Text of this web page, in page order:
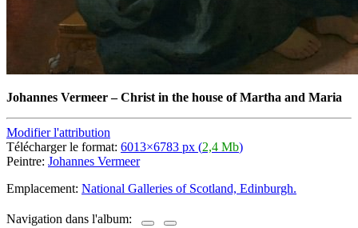
Johannes Vermeer–Christ in the house of Martha and Maria
Modifier l'attribution
Télécharger le format: 6013×6783 px (2,4 Mb)
Peintre: Johannes Vermeer
Emplacement: National Galleries of Scotland, Edinburgh.
Navigation dans l'album: